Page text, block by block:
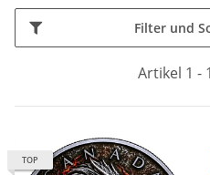
Filter und
Artikel 1 -
TOP